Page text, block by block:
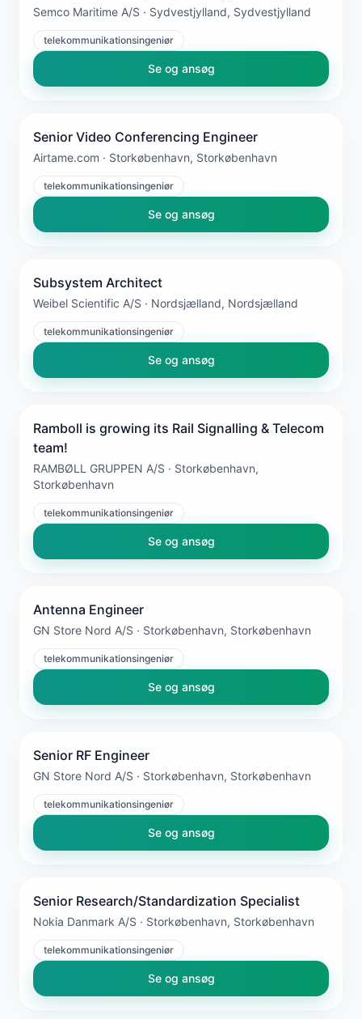
Semco Maritime A/S · Sydvestjylland, Sydvestjylland
telekommunikationsingeniør
Se og ansøg
Senior Video Conferencing Engineer
Airtame.com · Storkøbenhavn, Storkøbenhavn
telekommunikationsingeniør
Se og ansøg
Subsystem Architect
Weibel Scientific A/S · Nordsjælland, Nordsjælland
telekommunikationsingeniør
Se og ansøg
Ramboll is growing its Rail Signalling & Telecom
team!
RAMBØLL GRUPPEN A/S · Storkøbenhavn,
Storkøbenhavn
telekommunikationsingeniør
Se og ansøg
Antenna Engineer
GN Store Nord A/S · Storkøbenhavn, Storkøbenhavn
telekommunikationsingeniør
Se og ansøg
Senior RF Engineer
GN Store Nord A/S · Storkøbenhavn, Storkøbenhavn
telekommunikationsingeniør
Se og ansøg
Senior Research/Standardization Specialist
Nokia Danmark A/S · Storkøbenhavn, Storkøbenhavn
telekommunikationsingeniør
Se og ansøg